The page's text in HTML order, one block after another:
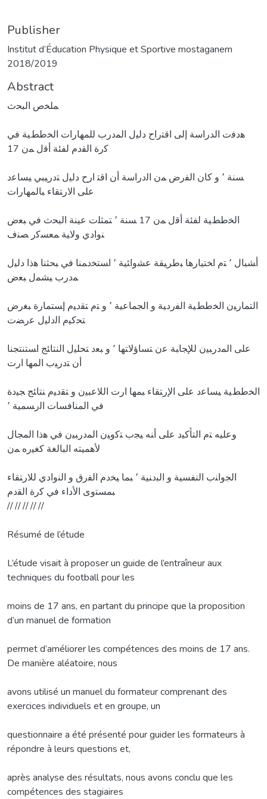
Publisher
Institut d’Éducation Physique et Sportive mostaganem
2018/2019
Abstract
ﻤﻠﺨص اﻟﺒﺤث
ﻫدﻓت الدراسة إﻟﻰ اﻗﺘراح دﻟﻴﻝ اﻟﻤدرب ﻟﻠﻤﻬﺎرات اﻟﺨططﻴﺔ ﻓﻲ
ﻛرة اﻟﻘدم ﻟﻔﺌﺔ أﻗﻝ ﻤن 17
ﺴﻨﺔ ٬ و ﻛﺎن اﻟﻔرض ﻤن اﻟدراسة أن اﻗﺘ ارح دﻟﻴﻝ ﺘدرﻴﺒﻲ ﻴﺴﺎﻋد
ﻋﻠﻰ اﻻرﺘﻘﺎء ﺒﺎﻟﻤﻬﺎرات
اﻟﺨططﻴﺔ ﻟﻔﺌﺔ أﻗﻝ ﻤن 17 ﺴﻨﺔ ٬ ﺘﻤﺜﻠت ﻋﻴﻨﺔ اﻟﺒﺤث ﻓﻲ ﺒﻌض
ﻨوادي وﻻﻴﺔ ﻤﻌﺴﻛر ﺼﻨف
أﺸﺒﺎﻝ ٬ ﺘم اﺨﺘﻴﺎرﻫﺎ ﺒطرﻴﻘﺔ ﻋﺸواﺌﻴﺔ ٬ اﺴﺘﺨدﻤﻨﺎ ﻓﻲ ﺒﺤﺜﻨﺎ ﻫذا دﻟﻴﻝ
ﻤدرب ﻴﺸﻤﻝ ﺒﻌض
اﻟﺘﻤﺎرﻴن اﻟﺨططﻴﺔ اﻟﻔردﻴﺔ و اﻟﺠﻤﺎﻋﻴﺔ ٬ و ﺘم ﺘﻘدﻴم إﺴﺘﻤﺎرة ﺒﻐرض
ﺘﺤﻛﻴم اﻟدﻟﻴﻝ ﻋرﻀت
ﻋﻠﻰ اﻟﻤدرﺒﻴن ﻟﻺﺠﺎﺒﺔ ﻋن ﺘﺴﺎؤﻻﺘﻬﺎ ٬ و ﺒﻌد ﺘﺤﻠﻴﻝ اﻟﻨﺘﺎﺌﺞ اﺴﺘﻨﺘﺠﻨﺎ
أن ﺘدرﻴب اﻟﻤﻬﺎ ارت
اﻟﺨططﻴﺔ ﻴﺴﺎﻋد ﻋﻠﻰ اﻹرﺘﻘﺎء ﺒﻤﻬﺎ ارت اﻟﻼﻋﺒﻴن و ﺘﻘدﻴم ﻨﺘﺎﺌﺞ ﺠﻴدة
ﻓﻲ اﻟﻤﻨﺎﻓﺴﺎت اﻟرﺴﻤﻴﺔ ٬
وﻋﻠﻴﻪ ﺘم اﻟﺘﺄﻛﻴد ﻋﻠﻰ أﻨﻪ ﻴﺠب ﺘﻛوﻴن اﻟﻤدرﺒﻴن ﻓﻲ ﻫذا اﻟﻤﺠﺎﻝ
ﻷﻫﻤﻴﺘﻪ اﻟﺒﺎﻟﻐﺔ ﻛﻐﻴرﻩ ﻤن
اﻟﺠواﻨب اﻟﻨﻔﺴﻴﺔ و اﻟﺒدﻨﻴﺔ ٬ ﺒﻤﺎ ﻴﺨدم اﻟﻔرق و اﻟﻨوادي ﻟﻼرﺘﻘﺎء
ﺒﻤﺴﺘوى اﻷداء ﻓﻲ ﻛرة اﻟﻘدم
// // // // //
Résumé de l’étude
L’étude visait à proposer un guide de l’entraîneur aux
techniques du football pour les
moins de 17 ans, en partant du principe que la proposition
d’un manuel de formation
permet d’améliorer les compétences des moins de 17 ans.
De manière aléatoire, nous
avons utilisé un manuel du formateur comprenant des
exercices individuels et en groupe, un
questionnaire a été présenté pour guider les formateurs à
répondre à leurs questions et,
après analyse des résultats, nous avons conclu que les
compétences des stagiaires